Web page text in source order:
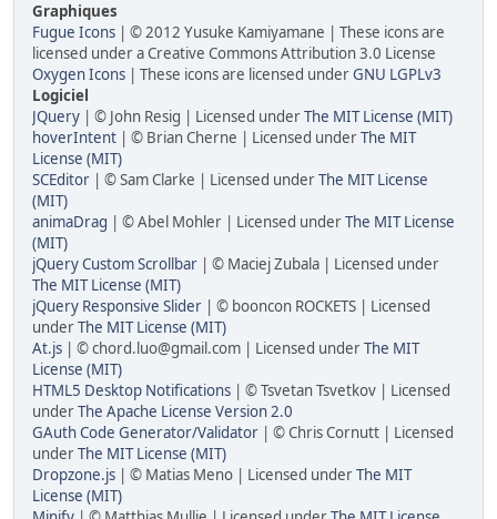
Graphiques
Fugue Icons | © 2012 Yusuke Kamiyamane | These icons are
licensed under a Creative Commons Attribution 3.0 License
Oxygen Icons | These icons are licensed underGNU LGPLv3
Logiciel
JQuery | © John Resig | Licensed underThe MIT License (MIT)
hoverIntent | © Brian Cherne | Licensed underThe MIT
License (MIT)
SCEditor | © Sam Clarke | Licensed underThe MIT License
(MIT)
animaDrag | © Abel Mohler | Licensed underThe MIT License
(MIT)
jQuery Custom Scrollbar | © Maciej Zubala | Licensed under
The MIT License (MIT)
jQuery Responsive Slider | © booncon ROCKETS | Licensed
underThe MIT License (MIT)
At.js | © chord.luo@gmail.com | Licensed underThe MIT
License (MIT)
HTML5 Desktop Notifications | © Tsvetan Tsvetkov | Licensed
underThe Apache License Version 2.0
GAuth Code Generator/Validator | © Chris Cornutt | Licensed
underThe MIT License (MIT)
Dropzone.js | © Matias Meno | Licensed underThe MIT
License (MIT)